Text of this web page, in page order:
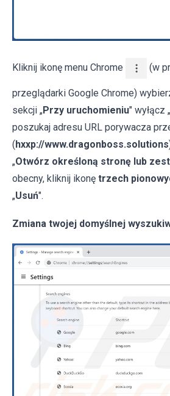
Kliknij ikonę menu Chrome (w
przeglądarki Google Chrome)
sekcji „Przy uruchomieniu" wyłącz „
poszukaj adresu URL porywacza
( hxxp://www.dragonboss.solutions
„Otwórz określoną stronę lub
obecny, kliknij ikonę trzech
„Usuń".
Zmiana twojej domyślnej